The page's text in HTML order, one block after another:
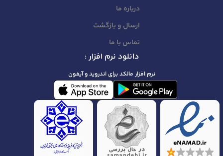
درباره ما
ارسال و بازگشت
تماس با ما
دانلود نرم افزار :
نرم افزار مالکد برای اندروید و آیفون